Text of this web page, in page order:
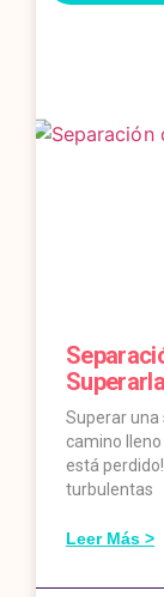
Superar una
camino
está
turbulentas
Leer Más >